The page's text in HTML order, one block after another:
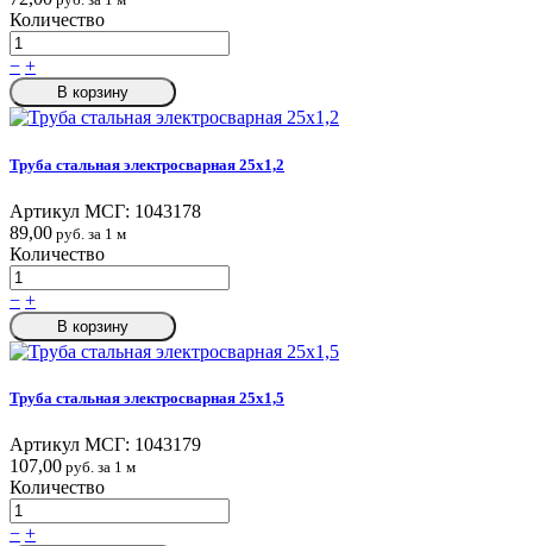
Количество
− +
В корзину
Труба стальная электросварная 25x1,2
Артикул МСГ: 1043178
89,00 руб. за 1 м
Количество
− +
В корзину
Труба стальная электросварная 25x1,5
Артикул МСГ: 1043179
107,00 руб. за 1 м
Количество
− +